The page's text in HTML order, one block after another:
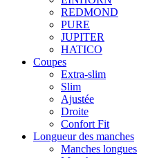
REDMOND
PURE
JUPITER
HATICO
Coupes
Extra-slim
Slim
Ajustée
Droite
Confort Fit
Longueur des manches
Manches longues